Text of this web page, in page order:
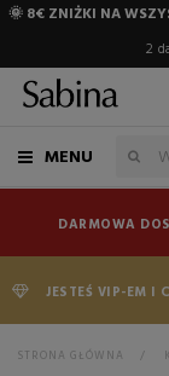
🌞 8€ ZNIŻKI NA
2
MENU
DARMOWA
JESTEŚ VIP-EM I
STRONA GŁÓWNA >